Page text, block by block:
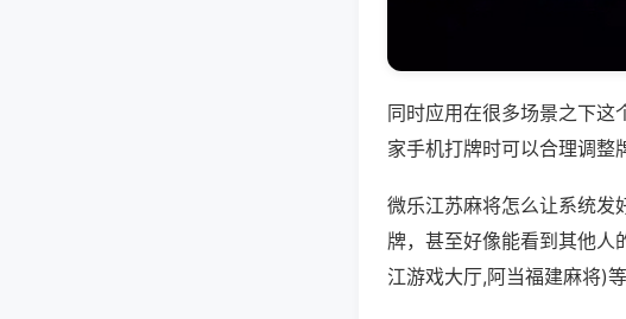
同时应用在很多场景之下这
家手机打牌时可以合理调整
微乐江苏麻将怎么让系统发
牌，甚至好像能看到其他人
江游戏大厅,阿当福建麻将)